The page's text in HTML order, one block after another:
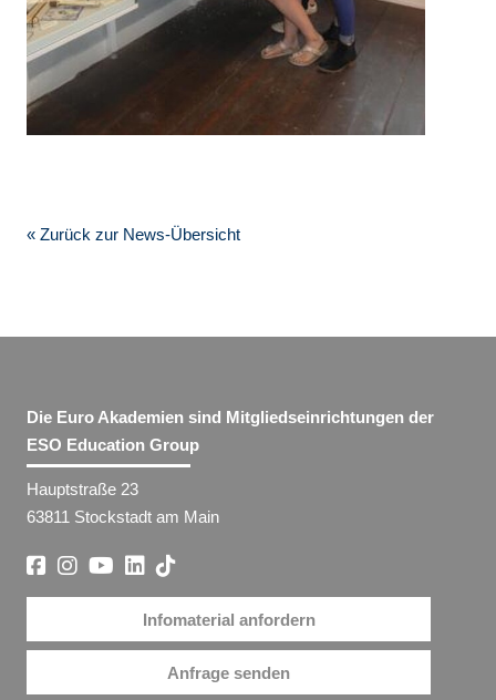
« Zurück zur News-Übersicht
Die Euro Akademien sind Mitgliedseinrichtungen der
ESO Education Group
Hauptstraße 23
63811 Stockstadt am Main
Infomaterial anfordern
Anfrage senden